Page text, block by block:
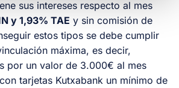
sus intereses respecto al mes
y 1,93% TAE y sin comisión de
estos tipos se debe cumplir
máxima, es decir,
por un valor de 3.000€ al mes
tarjetas Kutxabank un mínimo de